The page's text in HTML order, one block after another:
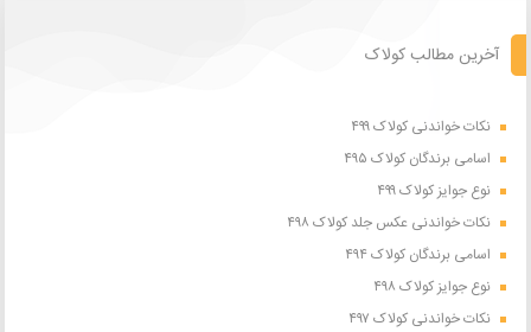
آخرین مطالب کولاک
نکات خواندنی کولاک ۴۹۹
اسامی برندگان کولاک ۴۹۵
نوع جوایز کولاک ۴۹۹
نکات خواندنی عکس جلد کولاک ۴۹۸
اسامی برندگان کولاک ۴۹۴
نوع جوایز کولاک ۴۹۸
نکات خواندنی کولاک ۴۹۷